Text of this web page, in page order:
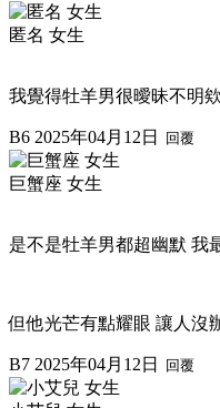
匿名 女生
我覺得牡羊男很曖昧不明
B6 2025年04月12日 回覆
巨蟹座 女生
是不是牡羊男都超幽默 我
但他光芒有點耀眼 讓人沒
B7 2025年04月12日 回覆